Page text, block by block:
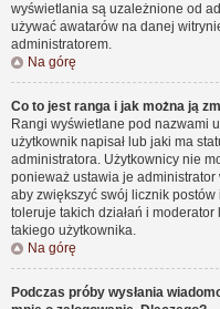
wyświetlania są uzależnione od
używać awatarów na danej
administratorem.
Na górę
Co to jest ranga i jak można ją
Rangi wyświetlane pod nazwami
użytkownik napisał lub jaki ma
administratora. Użytkownicy nie
ponieważ ustawia je
aby zwiększyć swój licznik
toleruje takich działań i
takiego użytkownika.
Na górę
Podczas próby wysłania